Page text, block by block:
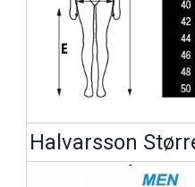
Halvarsson